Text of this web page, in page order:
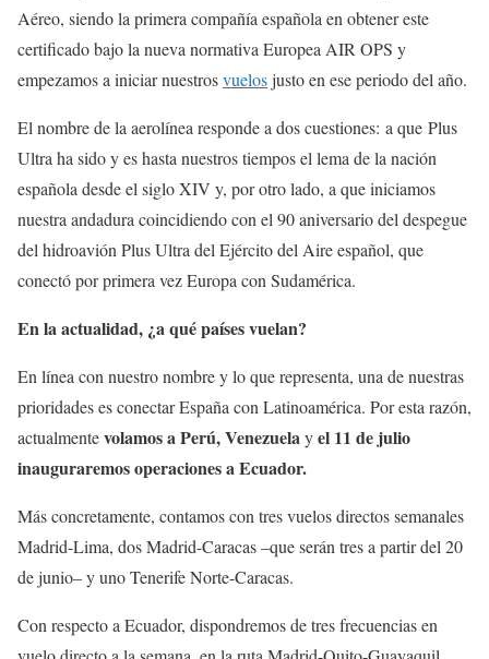
Aéreo, siendo la primera compañía española en obtener este
certificado bajo la nueva normativa Europea AIR OPS y
empezamos a iniciar nuestrosvuelosjusto en ese periodo del año.
El nombre de la aerolínea responde a dos cuestiones: a que Plus
Ultra ha sido y es hasta nuestros tiempos el lema de la nación
española desde el siglo XIV y, por otro lado, a que iniciamos
nuestra andadura coincidiendo con el 90 aniversario del despegue
del hidroavión Plus Ultra del Ejército del Aire español, que
conectó por primera vez Europa con Sudamérica.
En la actualidad, ¿a qué países vuelan?
En línea con nuestro nombre y lo que representa, una de nuestras
prioridades es conectar España con Latinoamérica. Por esta razón,
actualmentevolamos a Perú, Venezuelayel 11 de julio
inauguraremos operaciones a Ecuador.
Más concretamente, contamos con tres vuelos directos semanales
Madrid-Lima, dos Madrid-Caracas –que serán tres a partir del 20
de junio– y uno Tenerife Norte-Caracas.
Con respecto a Ecuador, dispondremos de tres frecuencias en